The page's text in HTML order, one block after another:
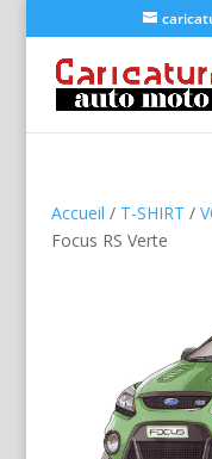
Accueil / T-SHIRT /
Focus RS Verte